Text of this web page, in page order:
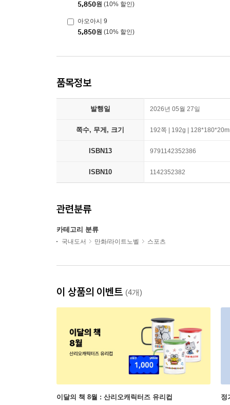
5,850원 (10% 할인)
아오아시 9
5,850원 (10% 할인)
품목정보
발행일 2026년 05월 27일
쪽수, 무게, 크기 192쪽 | 192g |
ISBN13 9791142352386
ISBN10 1142352382
관련분류
카테고리 분류
국내도서 만화/라이트노벨 스포츠
이 상품의 이벤트 (4개)
이달의 책 8월 : 산리오캐릭터즈 유리컵 정